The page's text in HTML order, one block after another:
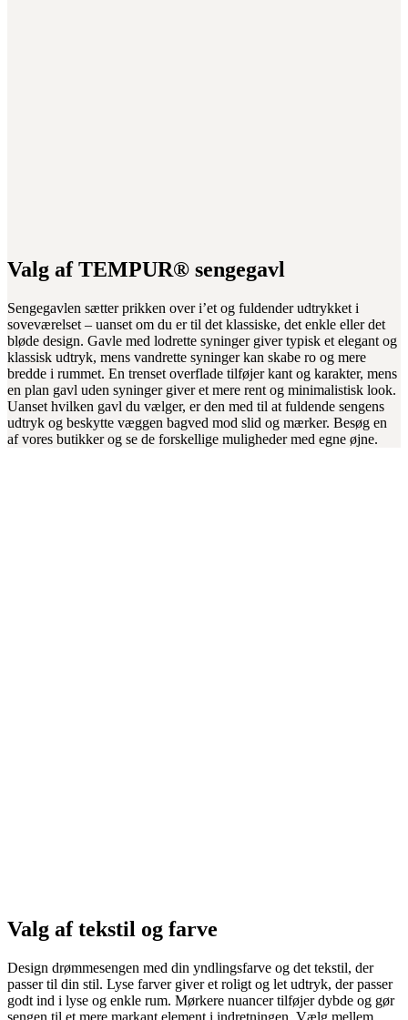
Valg af TEMPUR® sengegavl
Sengegavlen sætter prikken over i’et og fuldender udtrykket i
soveværelset – uanset om du er til det klassiske, det enkle eller det
bløde design. Gavle med lodrette syninger giver typisk et elegant og
klassisk udtryk, mens vandrette syninger kan skabe ro og mere
bredde i rummet. En trenset overflade tilføjer kant og karakter, mens
en plan gavl uden syninger giver et mere rent og minimalistisk look.
Uanset hvilken gavl du vælger, er den med til at fuldende sengens
udtryk og beskytte væggen bagved mod slid og mærker. Besøg en
af vores butikker og se de forskellige muligheder med egne øjne.
Valg af tekstil og farve
Design drømmesengen med din yndlingsfarve og det tekstil, der
passer til din stil. Lyse farver giver et roligt og let udtryk, der passer
godt ind i lyse og enkle rum. Mørkere nuancer tilføjer dybde og gør
sengen til et mere markant element i indretningen. Vælg mellem